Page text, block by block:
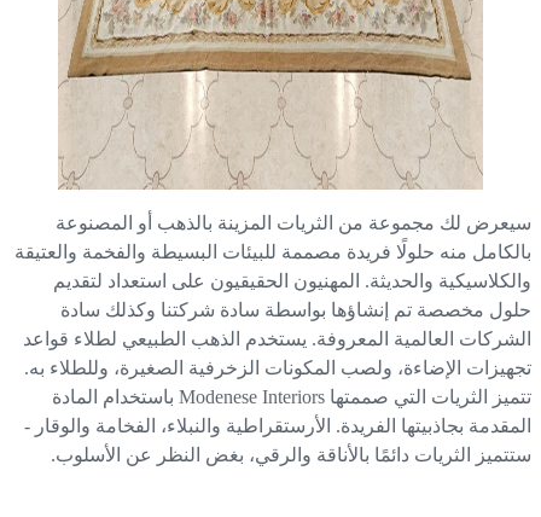
لك مجموعة من الثريات المزينة بالذهب أو المصنوعة
منه حلولًا فريدة مصممة للبيئات البسيطة والفخمة والعتيقة
والحديثة. المهنيون الحقيقيون على استعداد لتقديم
مخصصة تم إنشاؤها بواسطة سادة شركتنا وكذلك سادة
العالمية المعروفة. يستخدم الذهب الطبيعي لطلاء قواعد
الإضاءة، ولصب المكونات الزخرفية الصغيرة، وللطلاء به.
تتميز الثريات التي صممتها Modenese Interiors باستخدام المادة
بجاذبيتها الفريدة. الأرستقراطية والنبلاء، الفخامة والوقار -
الثريات دائمًا بالأناقة والرقي، بغض النظر عن الأسلوب.